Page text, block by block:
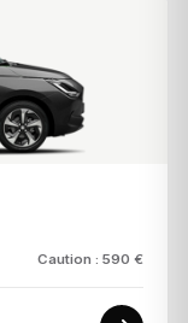
Caution : 590 €